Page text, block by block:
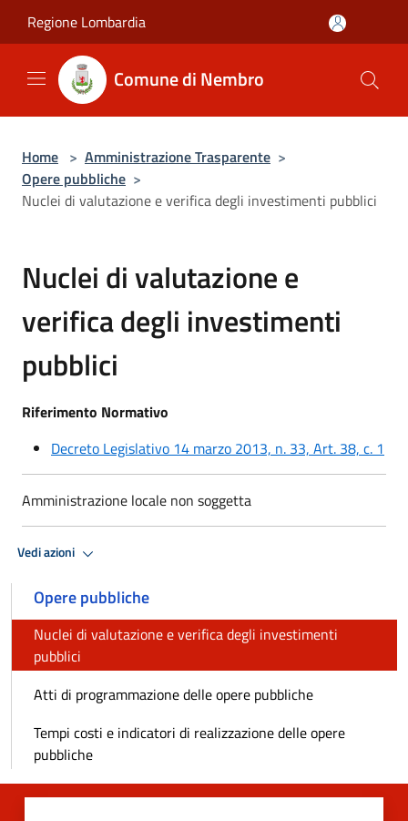
Regione Lombardia
Comune di Nembro
Home > Amministrazione Trasparente >
Opere pubbliche >
Nuclei di valutazione e verifica degli investimenti pubblici
Nuclei di valutazione e
verifica degli investimenti
pubblici
Riferimento Normativo
Decreto Legislativo 14 marzo 2013, n. 33, Art. 38, c. 1
Amministrazione locale non soggetta
Vedi azioni
Opere pubbliche
Nuclei di valutazione e verifica degli investimenti
pubblici
Atti di programmazione delle opere pubbliche
Tempi costi e indicatori di realizzazione delle opere
pubbliche